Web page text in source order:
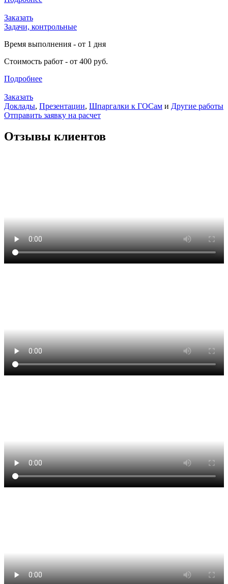
Заказать
Задачи, контрольные
Время выполнения - от 1 дня
Стоимость работ - от 400 руб.
Подробнее
Заказать
Доклады, Презентации, Шпаргалки к ГОСам и Другие работы
Отправить заявку на расчет
Отзывы клиентов